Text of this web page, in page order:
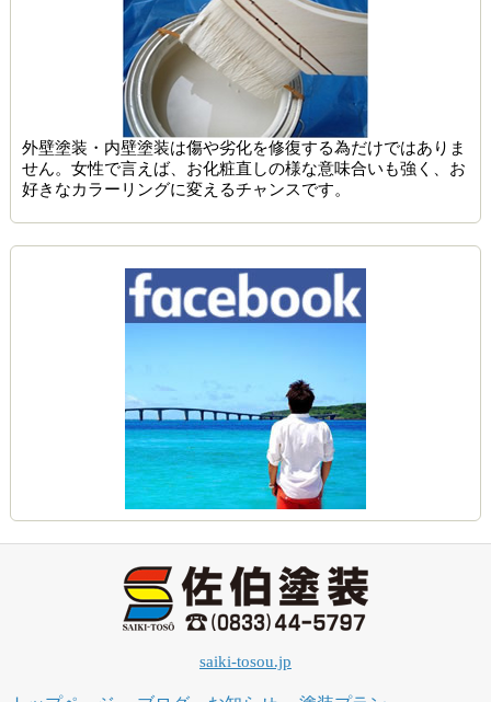
外壁塗装・内壁塗装は傷や劣化を修復する為だけではありま
せん。女性で言えば、お化粧直しの様な意味合いも強く、お
好きなカラーリングに変えるチャンスです。
saiki-tosou.jp